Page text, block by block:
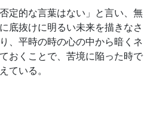
定的な言葉はない」と言い、無
底抜けに明るい未来を描きなさ
、平時の時の心の中から暗くネ
おくことで、苦境に陥った時で
ている。